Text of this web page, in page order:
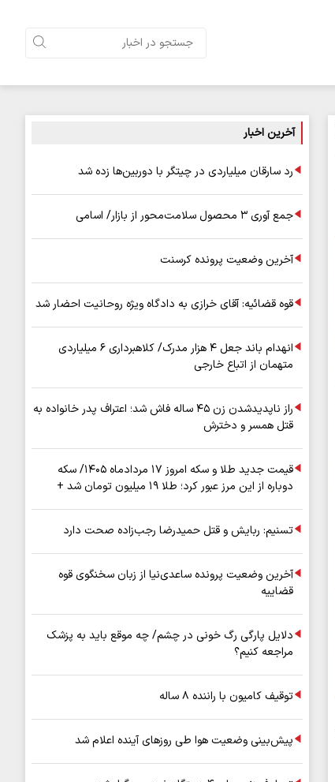
آخرین اخبار
رد سارقان میلیاردی در چیتگر با دوربین‌ها زده شد
جمع آوری ۳ محصول سلامت‌محور از بازار/ اسامی
آخرین وضعیت پرونده کرسنت
قوه قضائیه: آقای خرازی به دادگاه ویژه روحانیت احضار شد
انهدام باند جعل ۴ هزار مدرک/ کلاهبرداری ۶ میلیاردی
متهمان از اتباع خارجی
راز ناپدیدشدن زن ۴۵ ساله فاش شد؛ اعتراف پدر خانواده به
قتل همسر و دخترش
قیمت جدید طلا و سکه امروز ۱۷ مردادماه ۱۴۰۵/ سکه
دوباره از این مرز عبور کرد؛ طلا ۱۹ میلیون تومان شد +
تسنیم: ربایش و قتل حمیدرضا رجب‌زاده صحت دارد
آخرین وضعیت پرونده ساعدی‌نیا از زبان سخنگوی قوه
قضاییه
دلایل پارگی رگ خونی در چشم/ چه موقع باید به پزشک
مراجعه کنیم؟
توقیف کامیون با راننده ۸ ساله
پیش‌بینی وضعیت هوا طی روزهای آینده اعلام شد